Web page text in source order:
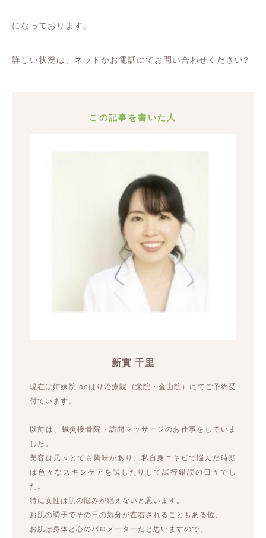
になっております。
詳しい状況は、ネットかお電話にてお問い合わせください?
この記事を書いた人
新實 千里
現在は姉妹院 aoはり治療院（栄院・金山院）にてご予約受
付ています。
以前は、鍼灸接骨院・訪問マッサージのお仕事をしていま
した。
美容は元々とても興味があり、私自身ニキビで悩んだ時期
は色々なスキンケアを試したりして試行錯誤の日々でし
た。
特に女性は肌の悩みが絶えないと思います。
お肌の調子でその日の気分が左右されることもある位、
お肌は身体と心のバロメーターだと思いますので、